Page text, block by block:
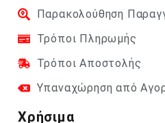
Παρακολούθηση
Τρόποι Πληρωμής
Τρόποι Αποστολής
Υπαναχώρηση από
Χρήσιμα